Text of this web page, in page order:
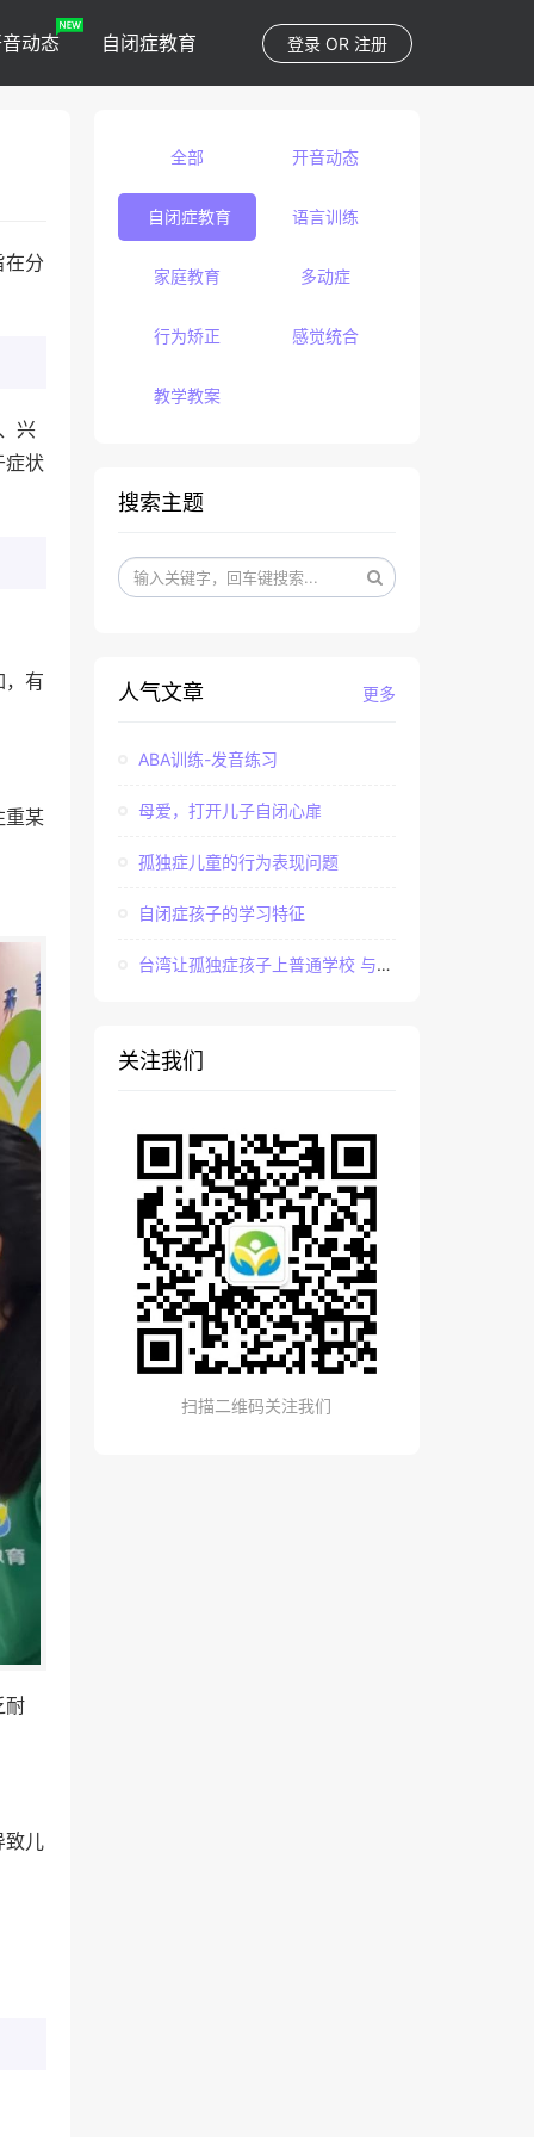
登录 OR 注册
动态 自闭症教育
在分
兴
症状
，有
重某
耐
致儿
全部 开音动态
自闭症教育 语言训练
家庭教育 多动症
行为矫正 感觉统合
教学教案
搜索主题
更多
人气文章
ABA训练-发音练习
母爱，打开儿子自闭心扉
孤独症儿童的行为表现问题
自闭症孩子的学习特征
台湾让孤独症孩子上普通学校 与社会“融合”
关注我们
扫描二维码关注我们